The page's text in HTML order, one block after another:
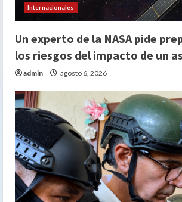
Internacionales
Un experto de la NASA pide
los riesgos del impacto de un
admin agosto 6, 2026